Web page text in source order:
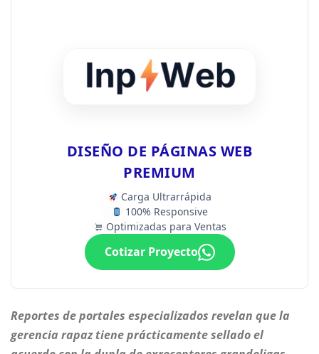
DISEÑO DE PÁGINAS WEB
PREMIUM
Carga Ultrarrápida
100% Responsive
Optimizadas para Ventas
Cotizar Proyecto
Reportes de portales especializados revelan que la
gerencia rapaz tiene prácticamente sellado el